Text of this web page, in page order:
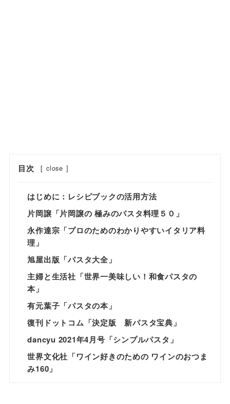
目次 [ close ]
はじめに：レシピブックの活用方法
片岡譲「片岡譲の 極みのパスタ料理５０」
永作達宗「プロのためのわかりやすいイタリア料
理」
旭屋出版「パスタ大全」
主婦と生活社「世界一美味しい！和食パスタの
本」
有元葉子「パスタの本」
復刊ドットコム「決定版 新パスタ宝典」
dancyu 2021年4月号「シンプルパスタ」
世界文化社「ワイン好きのための ワインのおつま
み160」